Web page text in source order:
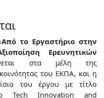
Από το Εργαστήριο στην
Ερευνητικών
στα μέλη της
του ΕΚΠΑ, και η
του έργου με τίτλο
Tech Innovation and